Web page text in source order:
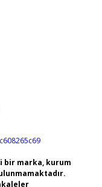
bir marka, kurum